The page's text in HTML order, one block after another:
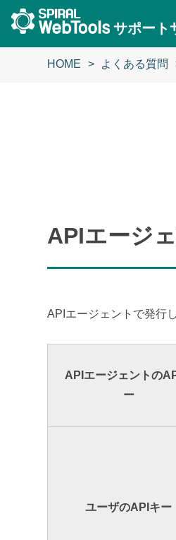
サポート
HOME よくある質問
APIエージ
APIエージェントで発行
APIエージェントの
ー
ユーザのAPIキー